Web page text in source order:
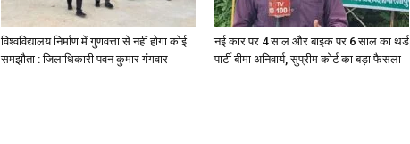
विश्वविद्यालय निर्माण में गुणवत्ता से नहीं होगा कोई
समझौता : जिलाधिकारी पवन कुमार गंगवार
नई कार पर 4 साल और बाइक पर 6 साल का थर्ड
पार्टी बीमा अनिवार्य, सुप्रीम कोर्ट का बड़ा फैसला